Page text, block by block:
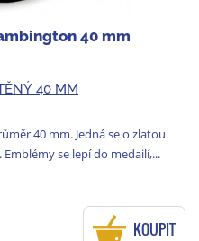
40 mm
40 MM
40 mm. Jedná se o zlatou
se lepí do medailí,...
KOUPIT